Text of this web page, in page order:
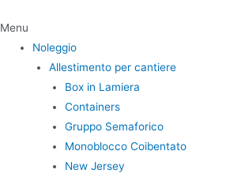
Menu
Noleggio
Allestimento per cantiere
Box in Lamiera
Containers
Gruppo Semaforico
Monoblocco Coibentato
New Jersey